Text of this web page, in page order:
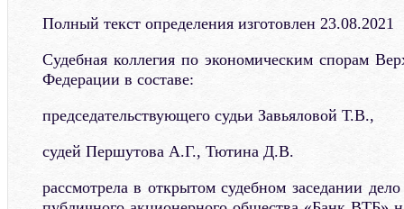
Полный текст определения изготовлен 23.08.2021
Судебная коллегия по экономическим спорам
Федерации в составе:
председательствующего судьи Завьяловой Т.В.,
судей Першутова А.Г., Тютина Д.В.
рассмотрела в открытом судебном заседании